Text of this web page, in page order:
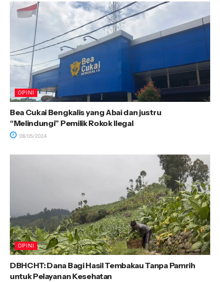
OPINI
Bea Cukai Bengkalis yang Abai dan justru
“Melindungi” Pemilik Rokok Ilegal
08/05/2024
OPINI
DBHCHT: Dana Bagi Hasil Tembakau Tanpa Pamrih
untuk Pelayanan Kesehatan